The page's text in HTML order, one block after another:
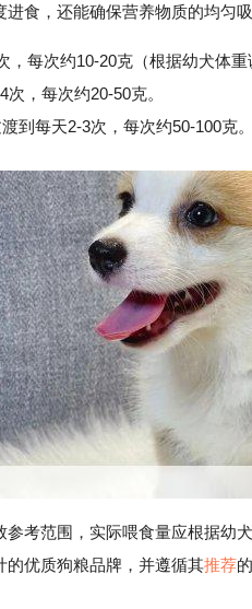
食，还能确保营养物质的均匀
，每次约10-20克（根据幼犬体重
，每次约20-50克。
每天2-3次，每次约50-100克。
参考范围，实际喂食量应根据幼
的优质狗粮品牌，并遵循其推荐